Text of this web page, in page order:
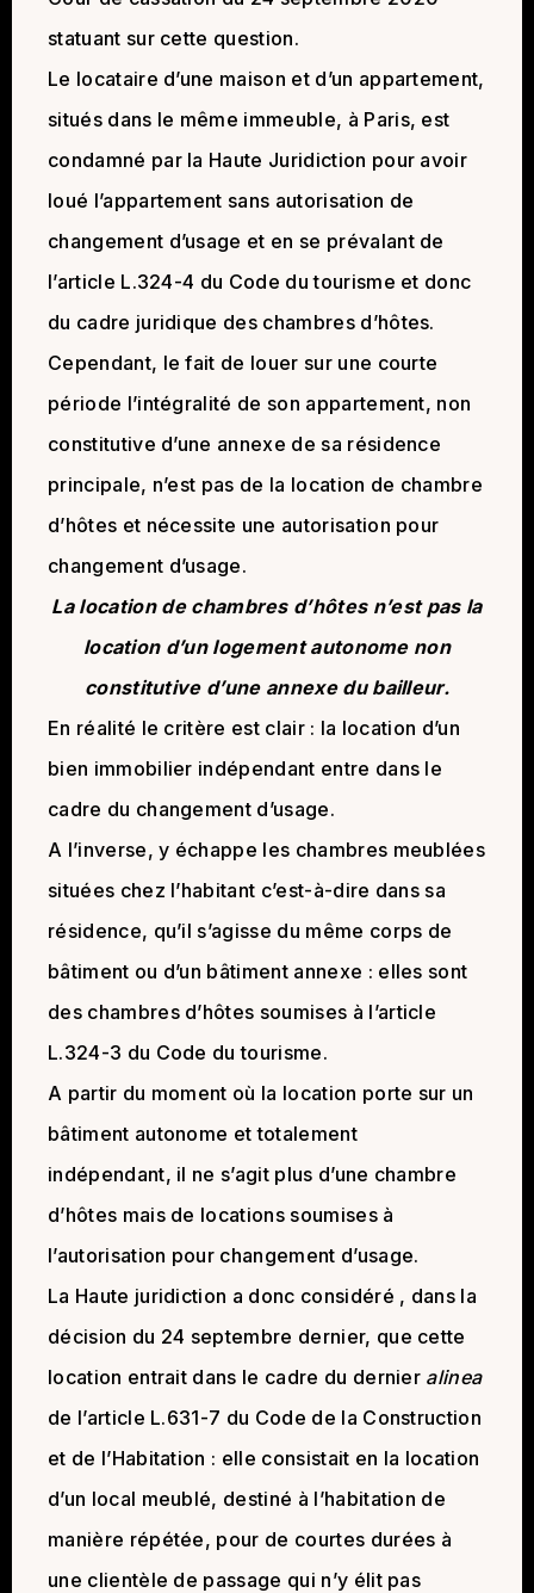
statuant sur cette question.
Le locataire d’une maison et d’un appartement,
situés dans le même immeuble, à Paris, est
condamné par la Haute Juridiction pour avoir
loué l’appartement sans autorisation de
changement d’usage et en se prévalant de
l’article L.324-4 du Code du tourisme et donc
du cadre juridique des chambres d’hôtes.
Cependant, le fait de louer sur une courte
période l’intégralité de son appartement, non
constitutive d’une annexe de sa résidence
principale, n’est pas de la location de chambre
d’hôtes et nécessite une autorisation pour
changement d’usage.
La location de chambres d’hôtes n’est pas la
location d’un logement autonome non
constitutive d’une annexe du bailleur.
En réalité le critère est clair : la location d’un
bien immobilier indépendant entre dans le
cadre du changement d’usage.
A l’inverse, y échappe les chambres meublées
situées chez l’habitant c’est-à-dire dans sa
résidence, qu’il s’agisse du même corps de
bâtiment ou d’un bâtiment annexe : elles sont
des chambres d’hôtes soumises à l’article
L.324-3 du Code du tourisme.
A partir du moment où la location porte sur un
bâtiment autonome et totalement
indépendant, il ne s’agit plus d’une chambre
d’hôtes mais de locations soumises à
l’autorisation pour changement d’usage.
La Haute juridiction a donc considéré , dans la
décision du 24 septembre dernier, que cette
location entrait dans le cadre du dernier alinea
de l’article L.631-7 du Code de la Construction
et de l’Habitation : elle consistait en la location
d’un local meublé, destiné à l’habitation de
manière répétée, pour de courtes durées à
une clientèle de passage qui n’y élit pas